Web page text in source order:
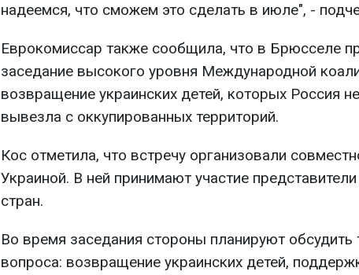
надеемся, что сможем это сделать в июле", -
Еврокомиссар также сообщила, что в Брюсселе
заседание высокого уровня Международной
возвращение украинских детей, которых Россия
вывезла с оккупированных территорий.
Кос отметила, что встречу организовали
Украиной. В ней принимают участие
стран.
Во время заседания стороны планируют
вопроса: возвращение украинских детей,